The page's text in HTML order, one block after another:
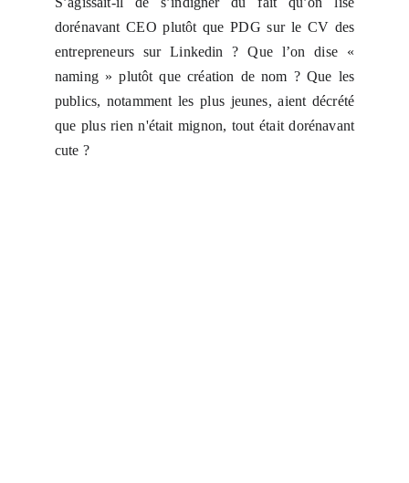
dorénavant CEO plutôt que PDG sur le CV des
entrepreneurs sur Linkedin ? Que l’on dise «
naming » plutôt que création de nom ? Que les
publics, notamment les plus jeunes, aient décrété
que plus rien n'était mignon, tout était dorénavant
cute ?